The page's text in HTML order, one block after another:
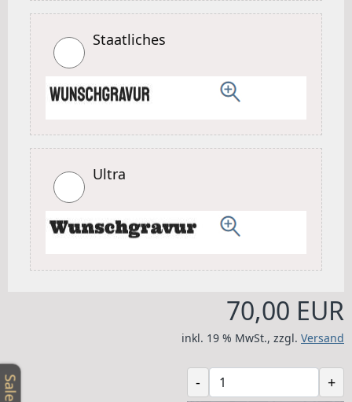
Staatliches
Ultra
70,00 EUR
inkl. 19 % MwSt., zzgl. Versand
- +
Sale